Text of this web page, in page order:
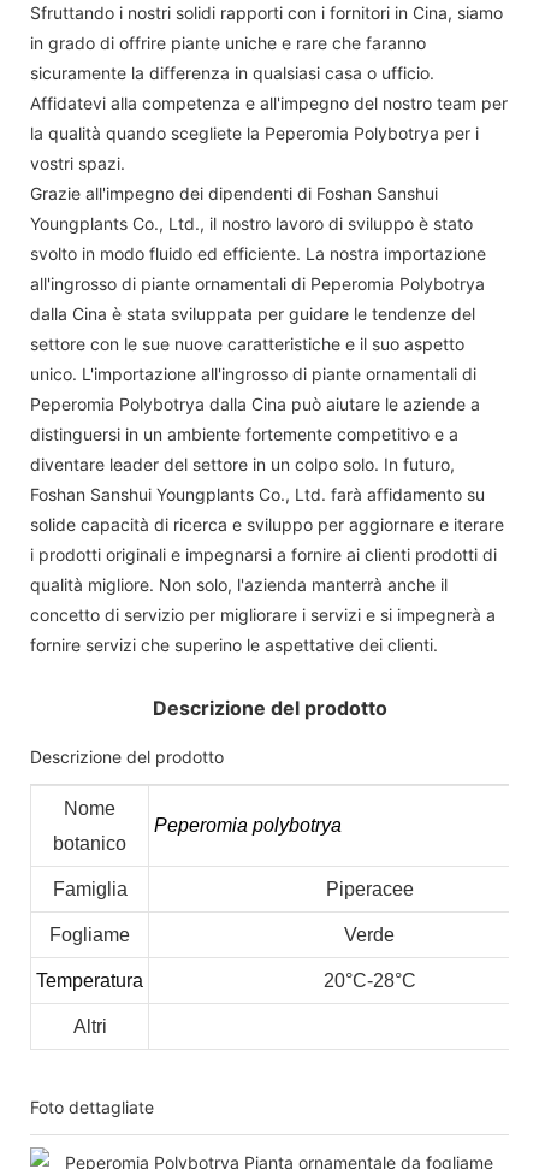
Sfruttando i nostri solidi rapporti con i fornitori in Cina, siamo
in grado di offrire piante uniche e rare che faranno
sicuramente la differenza in qualsiasi casa o ufficio.
Affidatevi alla competenza e all'impegno del nostro team per
la qualità quando scegliete la Peperomia Polybotrya per i
vostri spazi.
Grazie all'impegno dei dipendenti di Foshan Sanshui
Youngplants Co., Ltd., il nostro lavoro di sviluppo è stato
svolto in modo fluido ed efficiente. La nostra importazione
all'ingrosso di piante ornamentali di Peperomia Polybotrya
dalla Cina è stata sviluppata per guidare le tendenze del
settore con le sue nuove caratteristiche e il suo aspetto
unico. L'importazione all'ingrosso di piante ornamentali di
Peperomia Polybotrya dalla Cina può aiutare le aziende a
distinguersi in un ambiente fortemente competitivo e a
diventare leader del settore in un colpo solo. In futuro,
Foshan Sanshui Youngplants Co., Ltd. farà affidamento su
solide capacità di ricerca e sviluppo per aggiornare e iterare
i prodotti originali e impegnarsi a fornire ai clienti prodotti di
qualità migliore. Non solo, l'azienda manterrà anche il
concetto di servizio per migliorare i servizi e si impegnerà a
fornire servizi che superino le aspettative dei clienti.
Descrizione del prodotto
Descrizione del prodotto
Nome
botanico
Peperomia polybotrya
Famiglia Piperacee
Fogliame Verde
Temperatura 20°C-28°C
Altri
Foto dettagliate